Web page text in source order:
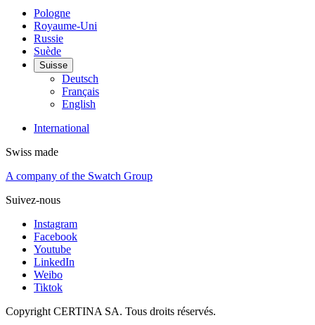
Pologne
Royaume-Uni
Russie
Suède
Suisse
Deutsch
Français
English
International
Swiss made
A company of the Swatch Group
Suivez-nous
Instagram
Facebook
Youtube
LinkedIn
Weibo
Tiktok
Copyright CERTINA SA. Tous droits réservés.